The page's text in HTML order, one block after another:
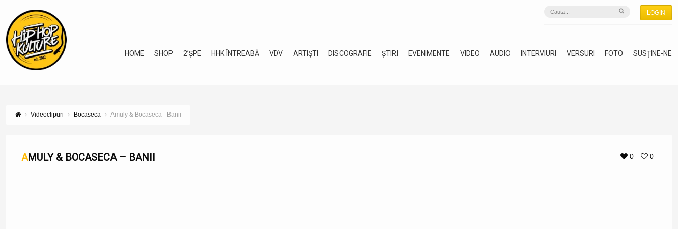
LOGIN
HOME SHOP 2’ȘPE HHK ÎNTREABĂ VDV ARTIȘTI DISCOGRAFIE ȘTIRI EVENIMENTE VIDEO AUDIO INTERVIURI VERSURI FOTO SUSȚINE-NE
Videoclipuri Bocaseca Amuly & Bocaseca - Banii
0 0
AMULY & BOCASECA – BANII